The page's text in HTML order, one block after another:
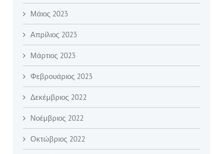
Μάιος 2023
Απρίλιος 2023
Μάρτιος 2023
Φεβρουάριος 2023
Δεκέμβριος 2022
Νοέμβριος 2022
Οκτώβριος 2022